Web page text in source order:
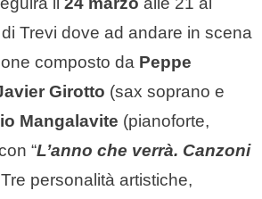
di Trevi dove ad andare in scena
composto da Peppe
Girotto (sax soprano e
Mangalavite (pianoforte,
“L’anno che verrà. Canzoni
personalità artistiche,